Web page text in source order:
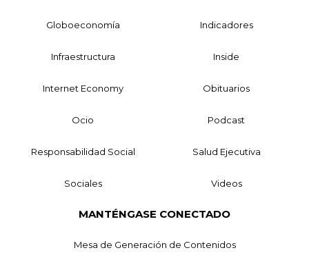
Globoeconomía Indicadores
Infraestructura Inside
Internet Economy Obituarios
Ocio Podcast
Responsabilidad Social Salud Ejecutiva
Sociales Videos
MANTÉNGASE CONECTADO
Mesa de Generación de Contenidos